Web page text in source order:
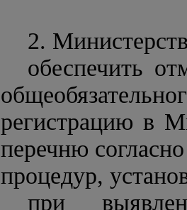
2.
обеспечить
регистрацию в
перечню
процедур,
при